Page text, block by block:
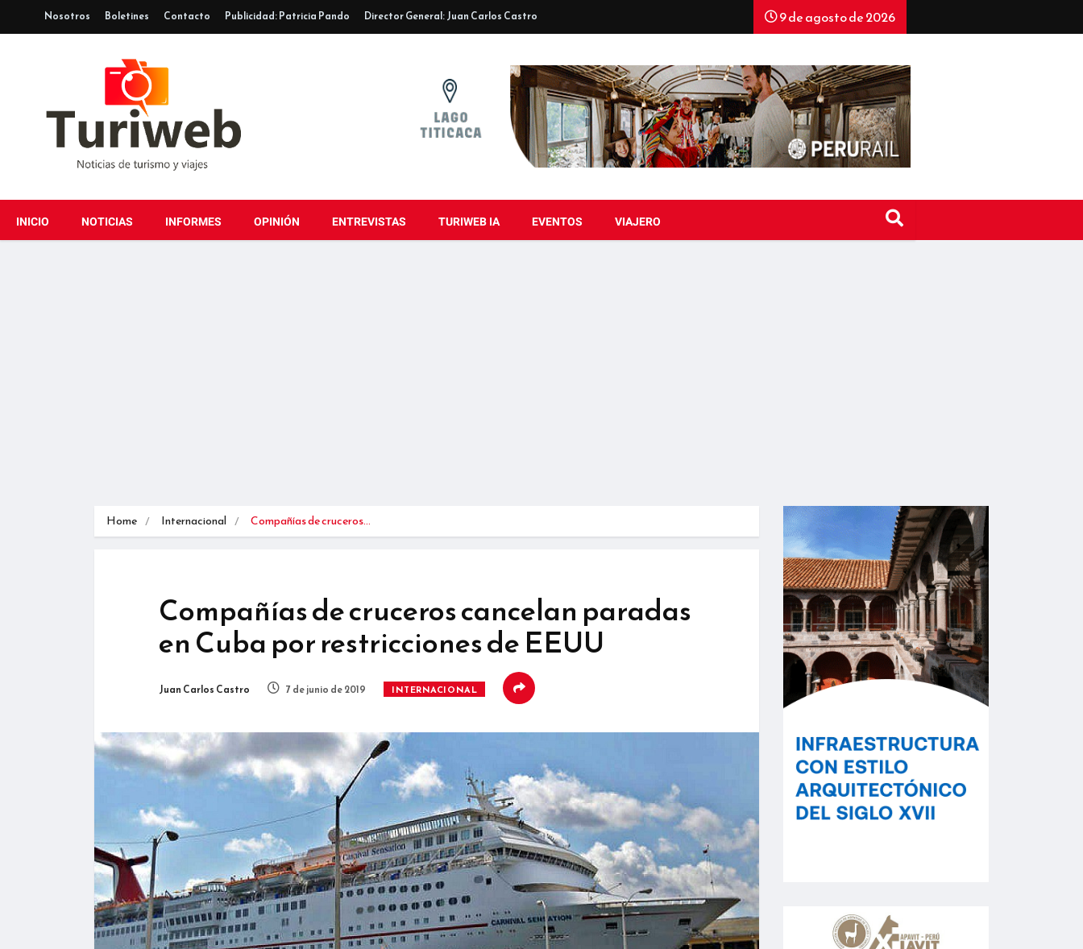
Nosotros Boletines Contacto Publicidad: Patricia Pando Director General: Juan Carlos Castro 9 de agosto de 2026
INICIO NOTICIAS INFORMES OPINIÓN ENTREVISTAS TURIWEB IA EVENTOS VIAJERO
Home Internacional Compañías de cruceros…
Compañías de cruceros cancelan paradas
en Cuba por restricciones de EEUU
Juan Carlos Castro 7 de junio de 2019 INTERNACIONAL